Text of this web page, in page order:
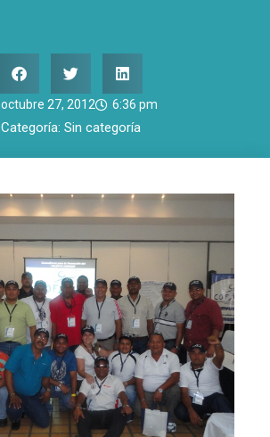
octubre 27, 2012 6:36 pm
Categoría: Sin categoría